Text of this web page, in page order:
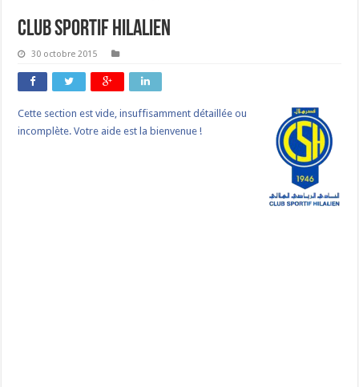
Club Sportif Hilalien
30 octobre 2015
Cette section est vide, insuffisamment détaillée ou
incomplète. Votre aide est la bienvenue !